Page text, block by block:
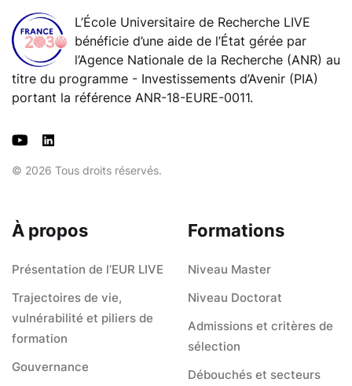
L’École Universitaire de Recherche LIVE
bénéficie d’une aide de l’État gérée par
l’Agence Nationale de la Recherche (ANR) au
titre du programme - Investissements d’Avenir (PIA)
portant la référence ANR-18-EURE-0011.
© 2026 Tous droits réservés.
À propos
Présentation de l’EUR LIVE
Trajectoires de vie,
vulnérabilité et piliers de
formation
Gouvernance
Formations
Niveau Master
Niveau Doctorat
Admissions et critères de
sélection
Débouchés et secteurs